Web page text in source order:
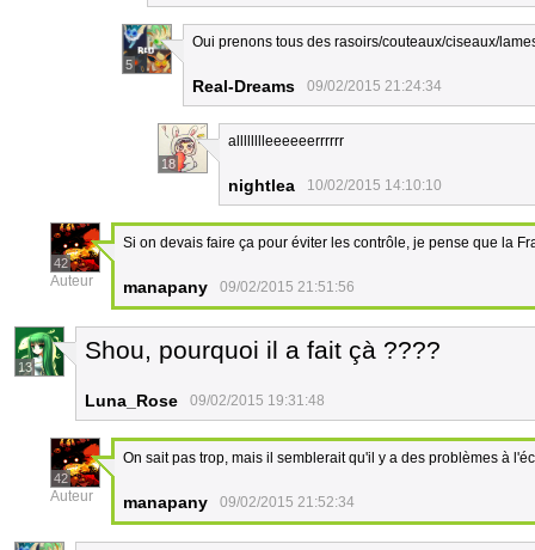
5
Oui prenons tous des rasoirs/couteaux/ciseaux/
Real-Dreams 09/02/2015 21:24:34
18
alllllllleeeeeerrrrrr
nightlea 10/02/2015 14:10:10
42
Auteur
Si on devais faire ça pour éviter les contrôle, je pense que la
manapany 09/02/2015 21:51:56
13
Shou, pourquoi il a fait çà ????
Luna_Rose 09/02/2015 19:31:48
42
Auteur
On sait pas trop, mais il semblerait qu'il y a des problèmes à
manapany 09/02/2015 21:52:34